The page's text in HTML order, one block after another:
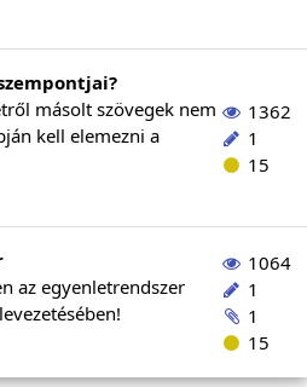
másolt szövegek nem
kell elemezni a
1362
1
15
az egyenletrendszer
1064
1
1
15